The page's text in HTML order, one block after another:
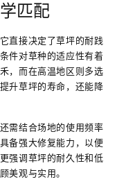
匹配
直接决定了草坪的耐践
件对草种的适应性有着
，而在高温地区则多选
升草坪的寿命，还能降
需结合场地的使用频率
备强大修复能力，以便
强调草坪的耐久性和低
美观与实用。